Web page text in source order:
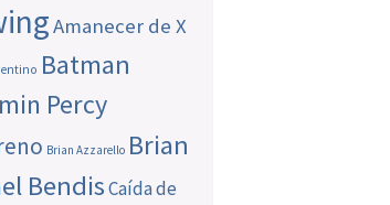
Amanecer de X
Batman
Percy
Brian Azzarello Brian
BendisCaída de